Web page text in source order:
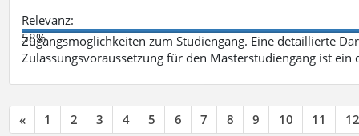
Relevanz:
58%
Zugangsmöglichkeiten zum Studiengang. Eine detaillierte
Zulassungsvoraussetzung für den Masterstudiengang ist
« 1 2 3 4 5 6 7 8 9 10 11 12